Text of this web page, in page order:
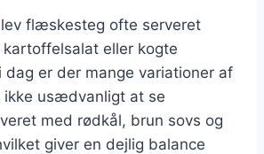
flæskesteg ofte serveret
eller kogte
dag er der mange variationer af
ikke usædvanligt at se
med rødkål, brun sovs og
giver en dejlig balance